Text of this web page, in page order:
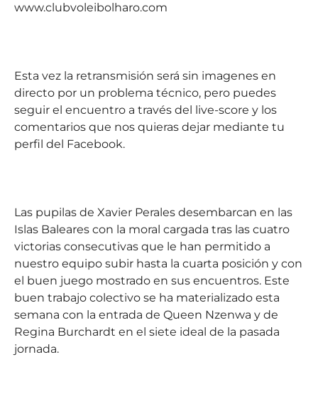
www.clubvoleibolharo.com
Esta vez la retransmisión será sin imagenes en
directo por un problema técnico, pero puedes
seguir el encuentro a través del live-score y los
comentarios que nos quieras dejar mediante tu
perfil del Facebook.
Las pupilas de Xavier Perales desembarcan en las
Islas Baleares con la moral cargada tras las cuatro
victorias consecutivas que le han permitido a
nuestro equipo subir hasta la cuarta posición y con
el buen juego mostrado en sus encuentros. Este
buen trabajo colectivo se ha materializado esta
semana con la entrada de Queen Nzenwa y de
Regina Burchardt en el siete ideal de la pasada
jornada.